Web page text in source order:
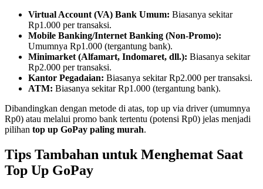
Virtual Account (VA) Bank Umum: Biasanya sekitar
Rp1.000 per transaksi.
Mobile Banking/Internet Banking (Non-Promo):
Umumnya Rp1.000 (tergantung bank).
Minimarket (Alfamart, Indomaret, dll.): Biasanya sekitar
Rp2.000 per transaksi.
Kantor Pegadaian: Biasanya sekitar Rp2.000 per transaksi.
ATM: Biasanya sekitar Rp1.000 (tergantung bank).
Dibandingkan dengan metode di atas, top up via driver (umumnya
Rp0) atau melalui promo bank tertentu (potensi Rp0) jelas menjadi
pilihan top up GoPay paling murah.
Tips Tambahan untuk Menghemat Saat
Top Up GoPay